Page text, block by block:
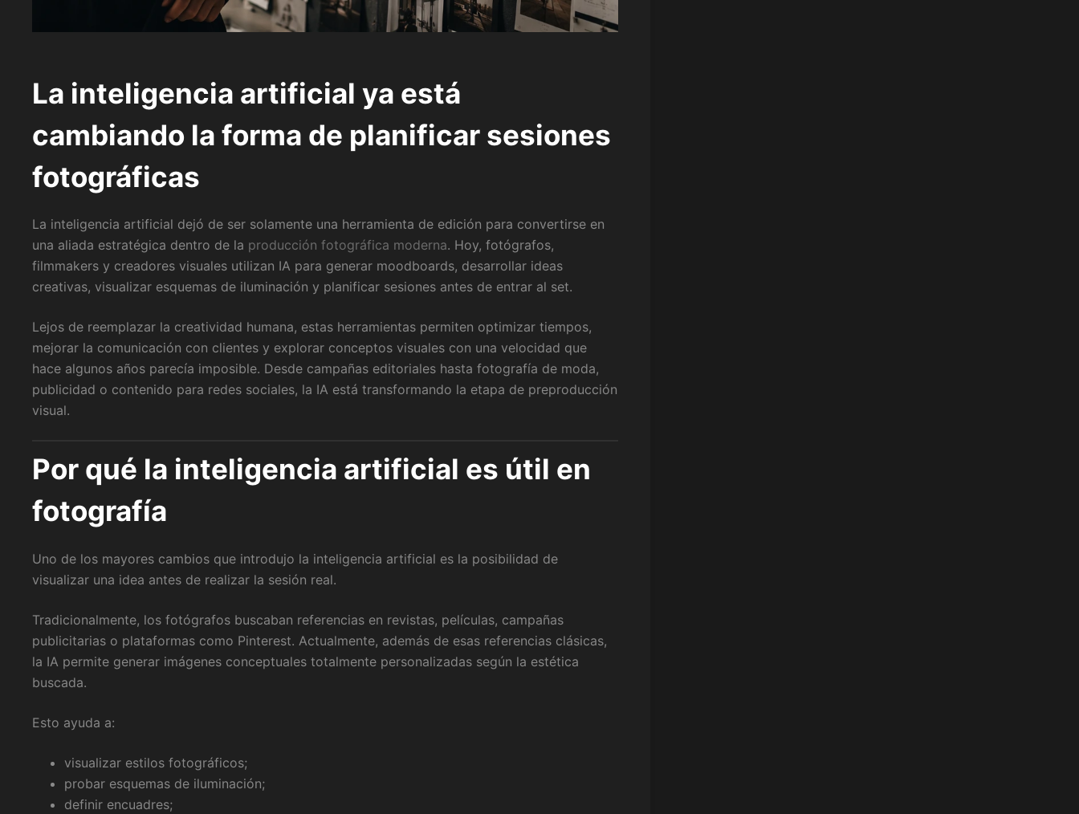
La inteligencia artificial ya está
cambiando la forma de planificar sesiones
fotográficas
La inteligencia artificial dejó de ser solamente una herramienta de edición para convertirse en
una aliada estratégica dentro de la producción fotográfica moderna. Hoy, fotógrafos,
filmmakers y creadores visuales utilizan IA para generar moodboards, desarrollar ideas
creativas, visualizar esquemas de iluminación y planificar sesiones antes de entrar al set.
Lejos de reemplazar la creatividad humana, estas herramientas permiten optimizar tiempos,
mejorar la comunicación con clientes y explorar conceptos visuales con una velocidad que
hace algunos años parecía imposible. Desde campañas editoriales hasta fotografía de moda,
publicidad o contenido para redes sociales, la IA está transformando la etapa de preproducción
visual.
Por qué la inteligencia artificial es útil en
fotografía
Uno de los mayores cambios que introdujo la inteligencia artificial es la posibilidad de
visualizar una idea antes de realizar la sesión real.
Tradicionalmente, los fotógrafos buscaban referencias en revistas, películas, campañas
publicitarias o plataformas como Pinterest. Actualmente, además de esas referencias clásicas,
la IA permite generar imágenes conceptuales totalmente personalizadas según la estética
buscada.
Esto ayuda a:
visualizar estilos fotográficos;
probar esquemas de iluminación;
definir encuadres;